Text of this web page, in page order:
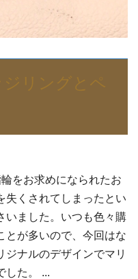
ジリングとペ
をお求めになられたお
失くされてしまったとい
いました。いつも色々購
とが多いので、今回はな
ジナルのデザインでマリ
した。 ...